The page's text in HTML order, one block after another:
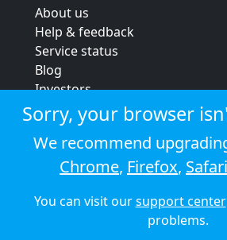
About us
Help & feedback
Service status
Blog
Investors
Strategic review
Terms & conditions
Privacy policy
Cookie policy
© 2026 Audioboom
Sorry, your browser
We recommend
Chrome, Firefox, Safari
You can visit oursupport center
problems.